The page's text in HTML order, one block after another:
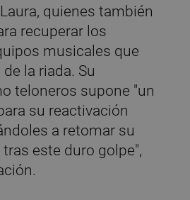
quienes también
recuperar los
musicales que
la riada. Su
teloneros supone "un
su reactivación
a retomar su
este duro golpe",